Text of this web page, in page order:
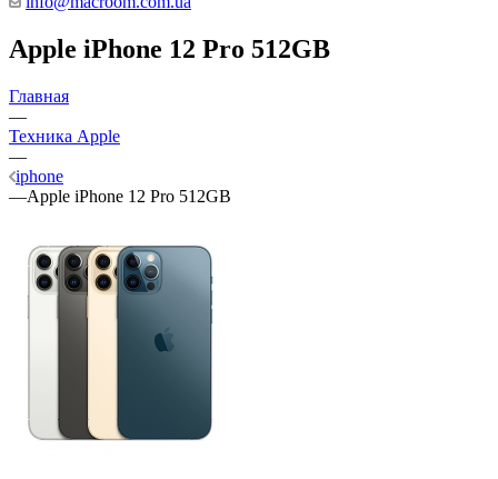
Apple iPhone 12 Pro 512GB
Главная
—
Техника Apple
—
iphone
—Apple iPhone 12 Pro 512GB